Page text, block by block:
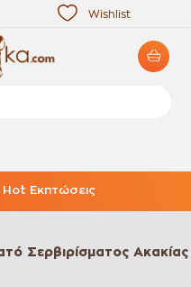
Wishlist
Hot Εκπτώσεις
Σερβιρίσματος